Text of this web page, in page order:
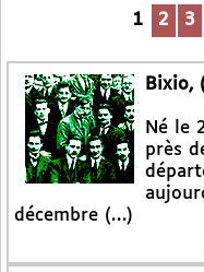
1 2 3
Bixio,
Né le
près
décembre (…)